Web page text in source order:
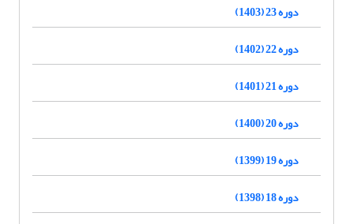
دوره 23 (1403)
دوره 22 (1402)
دوره 21 (1401)
دوره 20 (1400)
دوره 19 (1399)
دوره 18 (1398)